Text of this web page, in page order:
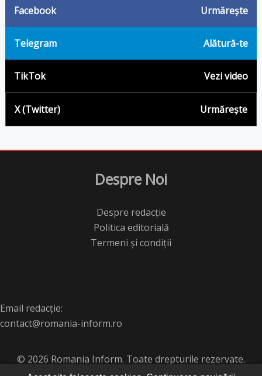
Facebook Urmărește
Telegram Alătură-te
TikTok Vezi video
X (Twitter) Urmărește
Despre Noi
Despre redacție
Politica editorială
Termeni și condiții
Email redacție:
contact@romania-inform.ro
© 2026 Romania Inform. Toate drepturile rezervate.